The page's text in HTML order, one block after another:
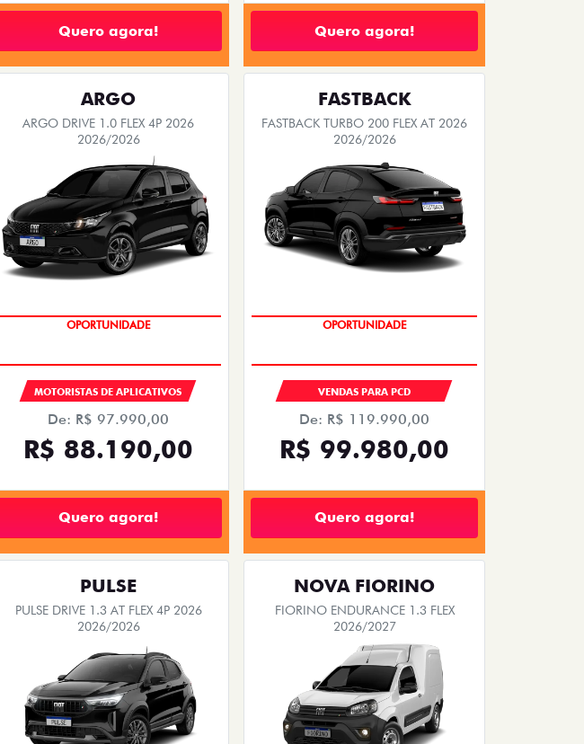
Quero agora! Quero agora!
ARGO
ARGO DRIVE 1.0 FLEX 4P 2026
2026/2026
OPORTUNIDADE
MOTORISTAS DE APLICATIVOS
De: R$ 97.990,00
R$ 88.190,00
Quero agora!
FASTBACK
FASTBACK TURBO 200 FLEX AT 2026
2026/2026
OPORTUNIDADE
VENDAS PARA PCD
De: R$ 119.990,00
R$ 99.980,00
Quero agora!
PULSE
PULSE DRIVE 1.3 AT FLEX 4P 2026
2026/2026
NOVA FIORINO
FIORINO ENDURANCE 1.3 FLEX
2026/2027